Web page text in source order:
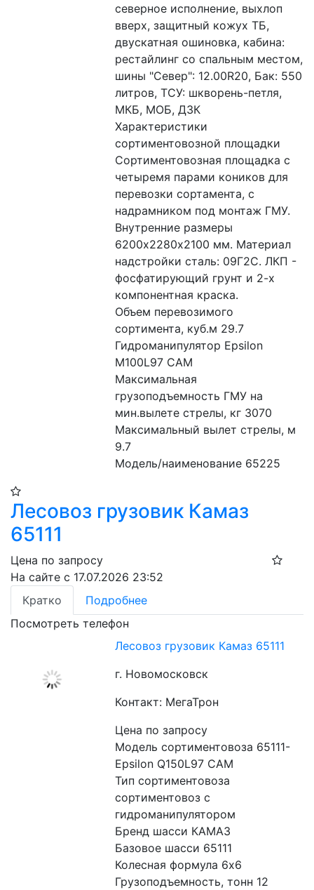
северное исполнение, выхлоп
вверх, защитный кожух ТБ,
двускатная ошиновка, кабина:
рестайлинг со спальным местом,
шины "Север": 12.00R20, Бак: 550
литров, ТСУ: шкворень-петля,
МКБ, МОБ, ДЗК
Характеристики
сортиментовозной площадки
Сортиментовозная площадка с
четыремя парами коников для
перевозки сортамента, с
надрамником под монтаж ГМУ.
Внутренние размеры
6200х2280х2100 мм. Материал
надстройки сталь: 09Г2С. ЛКП -
фосфатирующий грунт и 2-х
компонентная краска.
Объем перевозимого
сортимента, куб.м 29.7
Гидроманипулятор Epsilon
M100L97 CAM
Максимальная
грузоподъемность ГМУ на
мин.вылете стрелы, кг 3070
Максимальный вылет стрелы, м
9.7
Модель/наименование 65225
Лесовоз грузовик Камаз
65111
Цена по запросу
На сайте с 17.07.2026 23:52
Кратко
Подробнее
Посмотреть телефон
Лесовоз грузовик Камаз 65111
г. Новомосковск
Контакт: МегаТрон
Цена по запросу
Модель сортиментовоза 65111-
Epsilon Q150L97 CAM
Тип сортиментовоза
сортиментовоз с
гидроманипулятором
Бренд шасси КАМАЗ
Базовое шасси 65111
Колесная формула 6x6
Грузоподъемность, тонн 12